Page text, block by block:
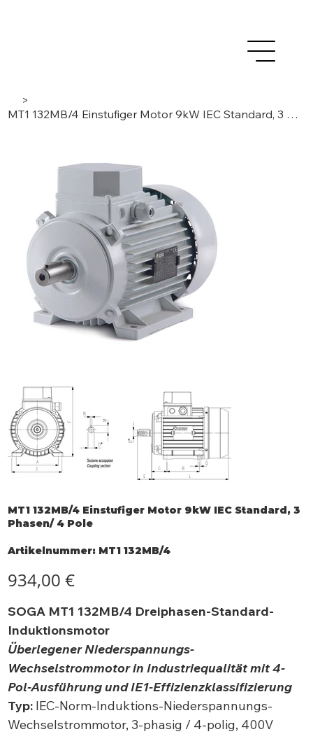
>
MT1 132MB/4 Einstufiger Motor 9kW IEC Standard, 3 Phasen/ 4 Pole
MT1 132MB/4 Einstufiger Motor 9kW IEC Standard, 3
Phasen/ 4 Pole
Artikelnummer: Artikelnummer:
MT1
MT1 132MB/4
934,00 €
SOGA MT1 132MB/4 Dreiphasen-Standard-
Induktionsmotor
Überlegener Niederspannungs-
Wechselstrommotor in Industriequalität mit 4-
Pol-Ausführung und IE1-Effizienzklassifizierung
Typ:IEC-Norm-Induktions-Niederspannungs-
Wechselstrommotor, 3-phasig / 4-polig, 400V